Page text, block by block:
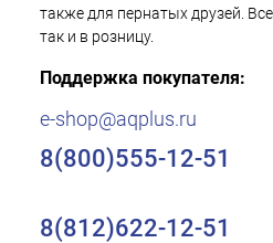
также для пернатых друзей.
так и в розницу.
Поддержка покупателя:
e-shop@aqplus.ru
8(800)555-12-51
8(812)622-12-51